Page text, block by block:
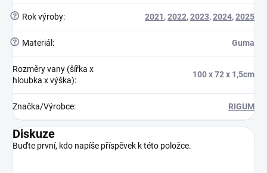
? Rok výroby: 2021,2022,2023,2024,2025
? Materiál : Guma
Rozměry vany (šířka x
hloubka x výška):
100 x 72 x 1,5cm
Značka/Výrobce: RIGUM
Diskuze
Buďte první, kdo napíše příspěvek k této položce.